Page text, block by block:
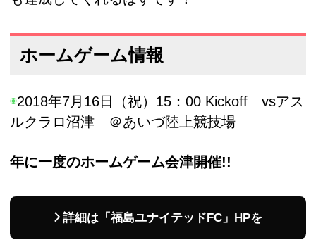
ホームゲーム情報
◉2018年7月16日（祝）15：00 Kickoff vsアス
ルクラロ沼津 ＠あいづ陸上競技場
年に一度のホームゲーム会津開催!!
詳細は「福島ユナイテッドFC」HPを